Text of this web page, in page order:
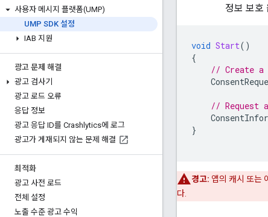
사용자 메시지 플랫폼(UMP)
UMP SDK 설정
IAB 지원
광고 문제 해결
광고 검사기
광고 로드 오류
응답 정보
광고 응답 ID를 Crashlytics에 로그
광고가 게재되지 않는 문제 해결
최적화
광고 사전 로드
전체 설정
노출 수준 광고 수익
정보 보호
void Start()
{
// Create a
// Request
}
경고: 앱의 캐시 또는
다.